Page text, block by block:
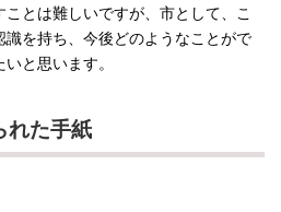
とは難しいですが、市として、こ
を持ち、今後どのようなことがで
と思います。
れた手紙